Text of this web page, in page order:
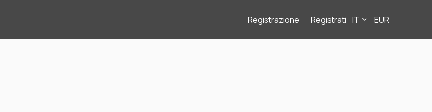
Registrazione Registrati IT EUR